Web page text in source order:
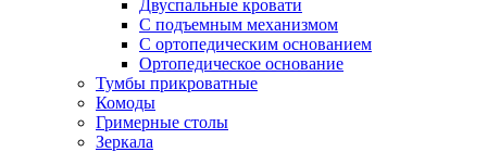
Двуспальные кровати
С подъемным механизмом
С ортопедическим основанием
Ортопедическое основание
Тумбы прикроватные
Комоды
Гримерные столы
Зеркала